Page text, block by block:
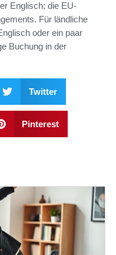
Englisch; die EU-
Für ländliche
oder ein paar
Buchung in der
Twitter
Pinterest